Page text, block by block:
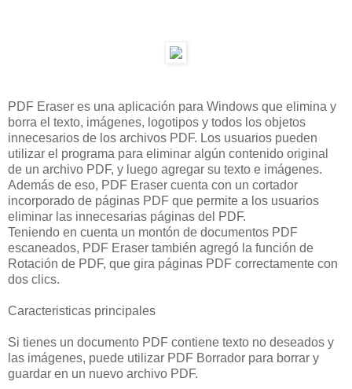
PDF Eraser es una aplicación para Windows que elimina y
borra el texto, imágenes, logotipos y todos los objetos
innecesarios de los archivos PDF. Los usuarios pueden
utilizar el programa para eliminar algún contenido original
de un archivo PDF, y luego agregar su texto e imágenes.
Además de eso, PDF Eraser cuenta con un cortador
incorporado de páginas PDF que permite a los usuarios
eliminar las innecesarias páginas del PDF.
Teniendo en cuenta un montón de documentos PDF
escaneados, PDF Eraser también agregó la función de
Rotación de PDF, que gira páginas PDF correctamente con
dos clics.
Caracteristicas principales
Si tienes un documento PDF contiene texto no deseados y
las imágenes, puede utilizar PDF Borrador para borrar y
guardar en un nuevo archivo PDF.